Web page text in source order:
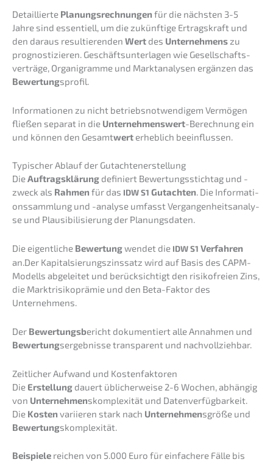
Detail­lier­te Planungs­rech­nun­gen für die nächs­ten 3-5
Jahre sind essen­ti­ell, um die zukünf­ti­ge Ertrags­kraft und
den daraus resul­tie­ren­den Wert des Unter­neh­mens zu
prognos­ti­zie­ren. Geschäfts­un­ter­la­gen wie Gesell­schafts­
ver­trä­ge, Organi­gram­me und Markt­ana­ly­sen ergän­zen das
Bewer­tungsprofil.
Infor­ma­tio­nen zu nicht betriebs­not­wen­di­gem Vermö­gen
fließen separat in die Unter­neh­mens­wert-Berech­nung ein
und können den Gesamtwert erheb­lich beeinflussen.
Typischer Ablauf der Gutachtenerstellung
DieAuftrags­klä­rung definiert Bewer­tungs­stich­tag und -
zweck als Rahmen für das IDWS1 Gutach­ten. Die Infor­ma­ti­
ons­samm­lung und -analy­se umfasst Vergan­gen­heits­ana­ly­
se und Plausi­bi­li­sie­rung der Planungsdaten.
Die eigent­li­che Bewer­tungwendet die IDWS1 Verfah­ren
an.Der Kapital­sie­rungs­zins­satz wird auf Basis des CAPM-
Modells abgelei­tet und berück­sich­tigt den risiko­frei­en Zins,
die Markt­ri­si­ko­prä­mie und den Beta-Faktor des
Unternehmens.
Der Bewer­tungsbericht dokumen­tiert alle Annah­men und
Bewer­tungsergeb­nis­se trans­pa­rent und nachvollziehbar.
Zeitli­cher Aufwand und Kostenfaktoren
Die Erstel­lung dauert üblicher­wei­se 2-6 Wochen, abhän­gig
von Unter­neh­menskomple­xi­tät und Daten­ver­füg­bar­keit.
Die Kosten variie­ren stark nach Unter­neh­mensgröße und
Bewer­tungskomple­xi­tät.
Beispie­le reichen von 5.000 Euro für einfa­che­re Fälle bis